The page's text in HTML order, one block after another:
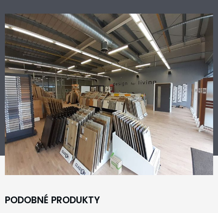
PODOBNÉ PRODUKTY